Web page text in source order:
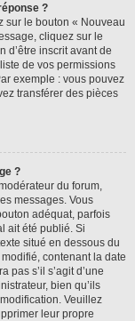
?
sur le bouton « Nouveau
cliquez sur le
d’être inscrit avant de
de vos permissions
exemple : vous pouvez
transférer des pièces
?
du forum,
messages. Vous
adéquat, parfois
ait été publié. Si
situé en dessous du
contenant la date
pas s’il s’agit d’une
bien qu’ils
Veuillez
leur propre